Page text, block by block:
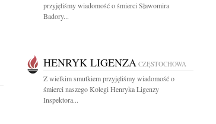
przyjęliśmy wiadomość o śmierci Sławomira
Badory...
HENRYK LIGENZA CZĘSTOCHOWA
Z wielkim smutkiem przyjęliśmy wiadomość o
śmierci naszego Kolegi Henryka Ligenzy
Inspektora...